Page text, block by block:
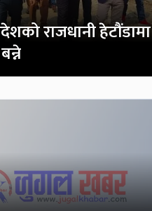
राजधानी हेटौंडामा